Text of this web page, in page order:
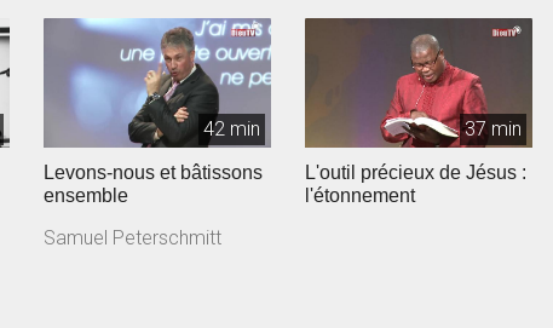
42 min
Levons-nous et bâtissons
ensemble
Samuel Peterschmitt
37 min
L'outil précieux de Jésus :
l'étonnement